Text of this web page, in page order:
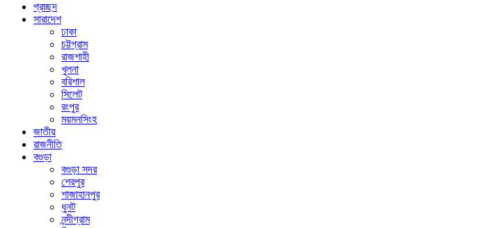
প্রচ্ছদ
সারাদেশ
ঢাকা
চট্টগ্রাম
রাজশাহী
খুলনা
বরিশাল
সিলেট
রংপুর
ময়মনসিংহ
জাতীয়
রাজনীতি
বগুড়া
বগুড়া সদর
শেরপুর
শাজাহানপুর
ধুনট
নন্দীগ্রাম